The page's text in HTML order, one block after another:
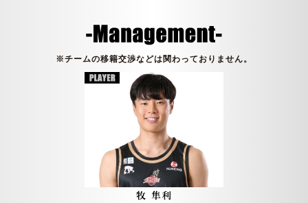
※チームの移籍交渉などは関わっておりません。